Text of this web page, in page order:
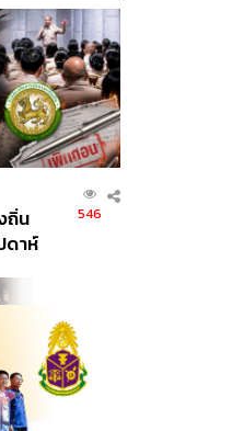
ถิ่น
ดาห์
546